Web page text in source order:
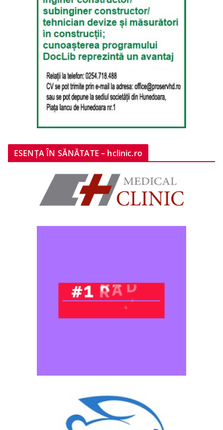
ESENȚA ÎN SĂNĂTATE – hclinic.ro